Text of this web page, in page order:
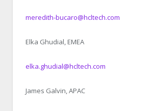
meredith-bucaro@hcltech.com
Elka Ghudial, EMEA
elka.ghudial@hcltech.com
James Galvin, APAC